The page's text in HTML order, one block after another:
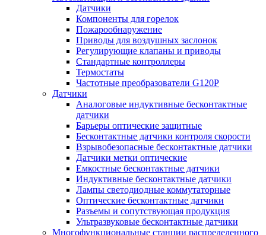
Датчики
Компоненты для горелок
Пожарообнаружение
Приводы для воздушных заслонок
Регулирующие клапаны и приводы
Стандартные контроллеры
Термостаты
Частотные преобразователи G120P
Датчики
Аналоговые индуктивные бесконтактные
датчики
Барьеры оптические защитные
Бесконтактные датчики контроля скорости
Взрывобезопасные бесконтактные датчики
Датчики метки оптические
Емкостные бесконтактные датчики
Индуктивные бесконтактные датчики
Лампы светодиодные коммутаторные
Оптические бесконтактные датчики
Разъемы и сопутствующая продукция
Ультразвуковые бесконтактные датчики
Многофункциональные станции распределенного